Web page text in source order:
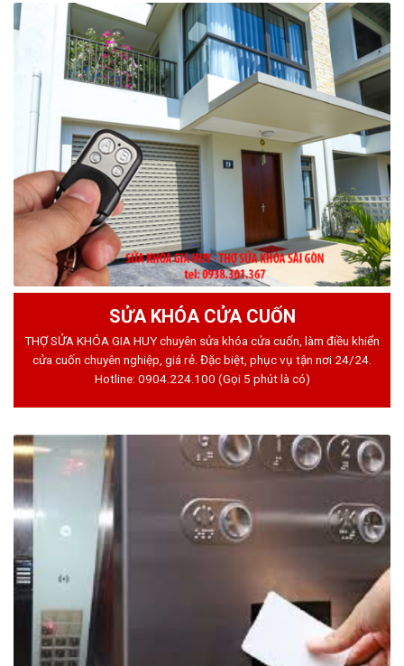
SỬA KHÓA CỬA CUỐN
THỢ SỬA KHÓA GIA HUY chuyên sửa khóa cửa cuốn, làm điều khiển
cửa cuốn chuyên nghiệp, giá rẻ. Đặc biệt, phục vụ tận nơi 24/24.
Hotline: 0904.224.100 (Gọi 5 phút là có)